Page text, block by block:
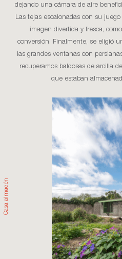
dejando una cámara de aire
Las tejas escalonadas con su
imagen divertida y fresca,
conversión. Finalmente, se eligió
las grandes ventanas con
recuperamos baldosas de arcilla
que estaban
Casa
almacén